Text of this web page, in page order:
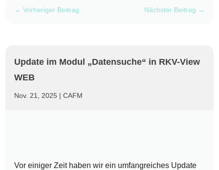
←Vorheriger Beitrag Nächster Beitrag →
Update im Modul „Datensuche“ in RKV-View
WEB
Nov. 21, 2025 |CAFM
Vor einiger Zeit haben wir ein umfangreiches Update